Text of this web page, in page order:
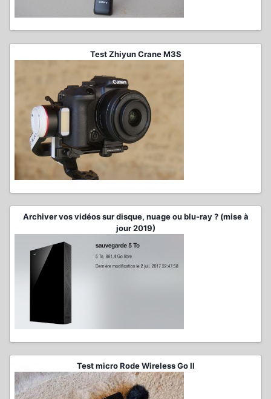
Test Zhiyun Crane M3S
Archiver vos vidéos sur disque, nuage ou blu-ray ? (mise à
jour 2019)
Test micro Rode Wireless Go II